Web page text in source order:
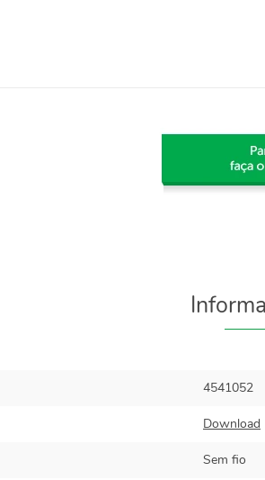
4541052
Download
Sem fio